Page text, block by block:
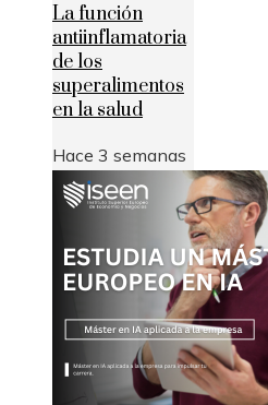
La función
antiinflamatoria
de los
superalimentos
en la salud
Hace 3 semanas